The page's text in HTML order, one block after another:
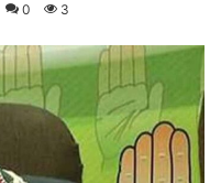
0 3